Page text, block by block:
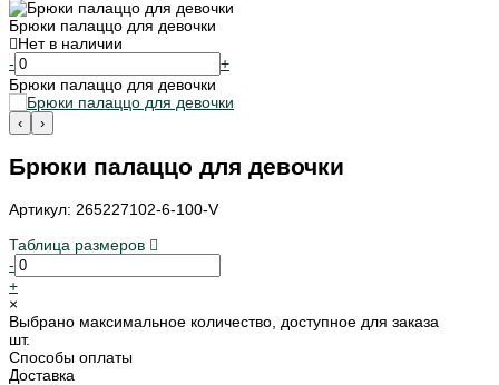
Брюки палаццо для девочки
Нет в наличии
-
+
Брюки палаццо для девочки
‹ ›
Брюки палаццо для девочки
Артикул: 265227102-6-100-V
Таблица размеров
-
+
×
Выбрано максимальное количество, доступное для заказа
шт.
Способы оплаты
Доставка